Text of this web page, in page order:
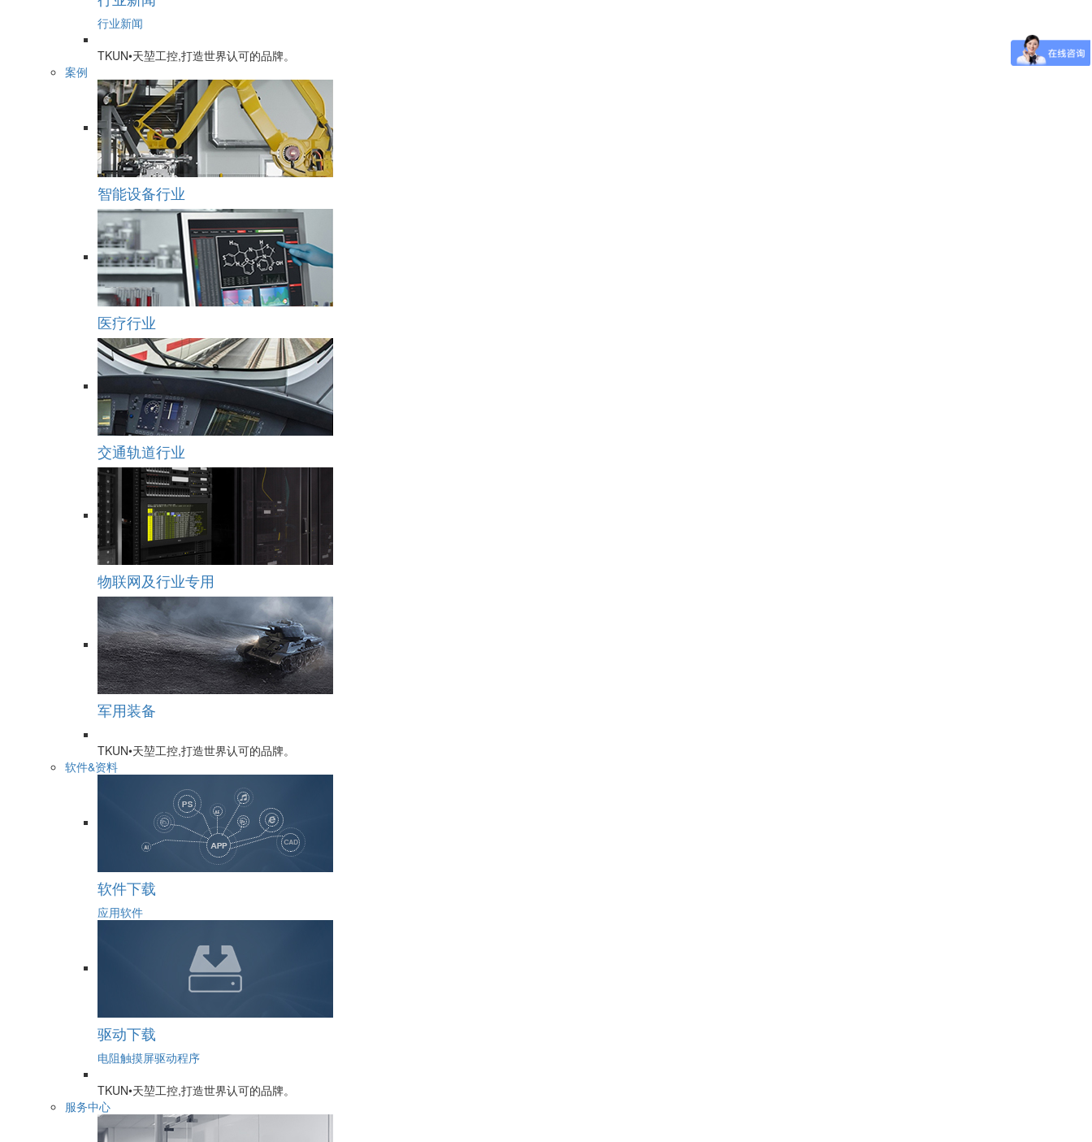
行业新闻
TKUN•天堃工控,打造世界认可的品牌。
案例
智能设备行业
医疗行业
交通轨道行业
物联网及行业专用
军用装备
TKUN•天堃工控,打造世界认可的品牌。
软件&资料
软件下载
应用软件
驱动下载
电阻触摸屏驱动程序
TKUN•天堃工控,打造世界认可的品牌。
服务中心